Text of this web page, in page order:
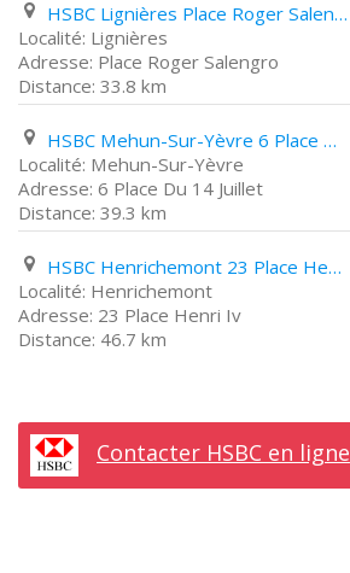
HSBC Lignières Place Roger Salengro
Lignières
Place Roger Salengro
33.8 km
HSBC Mehun-Sur-Yèvre 6 Place Du 14 Juillet
Mehun-Sur-Yèvre
6 Place Du 14 Juillet
39.3 km
HSBC Henrichemont 23 Place Henri Iv
Henrichemont
23 Place Henri Iv
46.7 km
Contacter HSBC en ligne